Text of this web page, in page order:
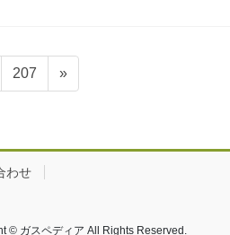
固
定
ジ
207 »
わせ
© ガスペディア All Rights Reserved.